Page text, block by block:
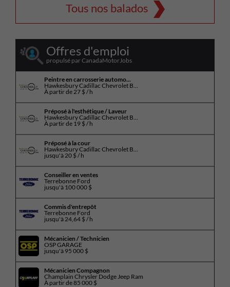
Tous nos balados
Offres d'emploi
propulsé par CanadaMotorJobs
Peintre en carrosserie automo...
Hawkesbury Cadillac Chevrolet B...
À partir de 27 $ / h
Préposé à l'esthétique / Laveur
Hawkesbury Cadillac Chevrolet B...
À partir de 19 $ / h
Préposé à la cour
Hawkesbury Cadillac Chevrolet B...
jusqu'à 20 $ / h
Conseiller en ventes
Terrebonne Ford
jusqu'à 100 000 $
Commis d'entrepôt
Terrebonne Ford
jusqu'à 24,64 $ / h
Mécanicien / Technicien
OSP GARAGE
jusqu'à 95 000 $
Mécanicien Compagnon
Champlain Chrysler Dodge Jeep Ram
À partir de85 000 $